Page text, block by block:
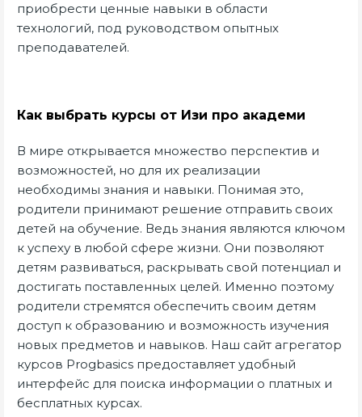
приобрести ценные навыки в области
технологий, под руководством опытных
преподавателей.
Как выбрать курсы от Изи про академи
В мире открывается множество перспектив и
возможностей, но для их реализации
необходимы знания и навыки. Понимая это,
родители принимают решение отправить своих
детей на обучение. Ведь знания являются ключом
к успеху в любой сфере жизни. Они позволяют
детям развиваться, раскрывать свой потенциал и
достигать поставленных целей. Именно поэтому
родители стремятся обеспечить своим детям
доступ к образованию и возможность изучения
новых предметов и навыков. Наш сайт агрегатор
курсов Progbasics предоставляет удобный
интерфейс для поиска информации о платных и
бесплатных курсах.